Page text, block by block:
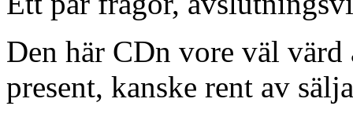
Den här CDn vore väl
present, kanske rent av